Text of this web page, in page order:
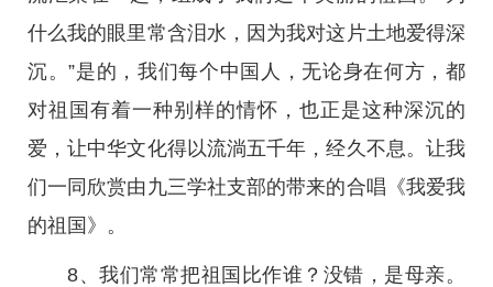
什么我的眼里常含泪水，因为我对这片土地爱得深
沉。”是的，我们每个中国人，无论身在何方，都
对祖国有着一种别样的情怀，也正是这种深沉的
爱，让中华文化得以流淌五千年，经久不息。让我
们一同欣赏由九三学社支部的带来的合唱《我爱我
的祖国》。
8、我们常常把祖国比作谁？没错，是母亲。